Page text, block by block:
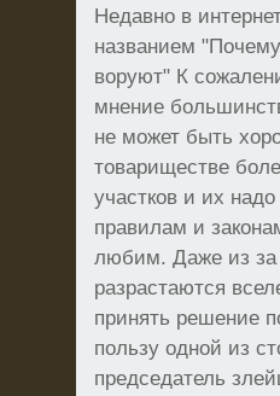
Недавно в
названием
воруют" К
мнение
не может быть
товариществе
участков и их
правилам и
любим. Даже из за
разрастаются
принять решение
пользу одной из
председатель